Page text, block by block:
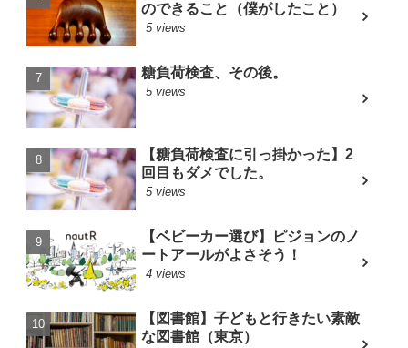
のできること（僕がしたこと）
5 views
糖負荷検査、その後。
5 views
【糖負荷検査に引っ掛かった】2
回目もダメでした。
5 views
【ベビーカー選び】ピジョンのノ
ートアールがよさそう！
4 views
【図書館】子どもと行きたい素敵
な図書館（東京）